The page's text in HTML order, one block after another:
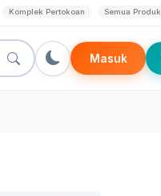
Komplek Pertokoan Semua Produk
Masuk